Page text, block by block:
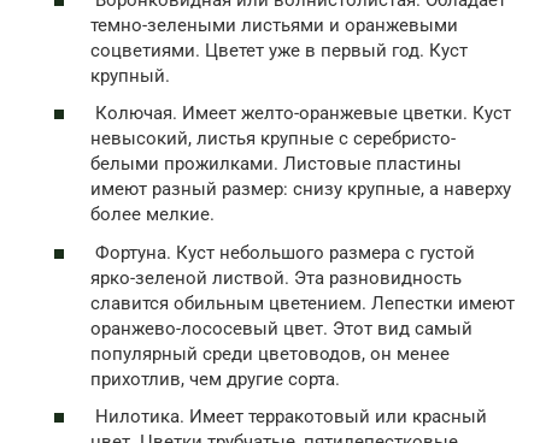
темно-зелеными листьями и оранжевыми
соцветиями. Цветет уже в первый год. Куст
крупный.
Колючая. Имеет желто-оранжевые цветки. Куст
невысокий, листья крупные с серебристо-
белыми прожилками. Листовые пластины
имеют разный размер: снизу крупные, а наверху
более мелкие.
Фортуна. Куст небольшого размера с густой
ярко-зеленой листвой. Эта разновидность
славится обильным цветением. Лепестки имеют
оранжево-лососевый цвет. Этот вид самый
популярный среди цветоводов, он менее
прихотлив, чем другие сорта.
Нилотика. Имеет терракотовый или красный